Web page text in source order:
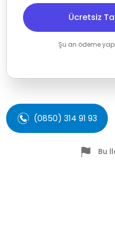
Ücretsiz
Şu an ödeme
(0850) 314 91 93
Bu